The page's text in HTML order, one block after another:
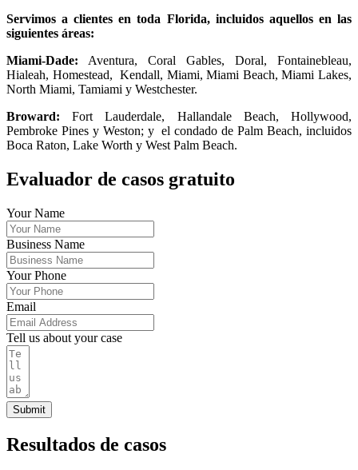
Servimos a clientes en toda Florida, incluidos aquellos en las
siguientes áreas:
Miami-Dade:
Aventura, Coral Gables, Doral, Fontainebleau,
Hialeah, Homestead, Kendall, Miami, Miami Beach, Miami Lakes,
North Miami, Tamiami y Westchester.
Broward:
Fort Lauderdale, Hallandale Beach, Hollywood,
Pembroke Pines y Weston; y el condado de Palm Beach, incluidos
Boca Raton, Lake Worth y West Palm Beach.
Evaluador de casos gratuito
Your Name
Business Name
Your Phone
Email
Tell us about your case
Submit
Resultados de casos